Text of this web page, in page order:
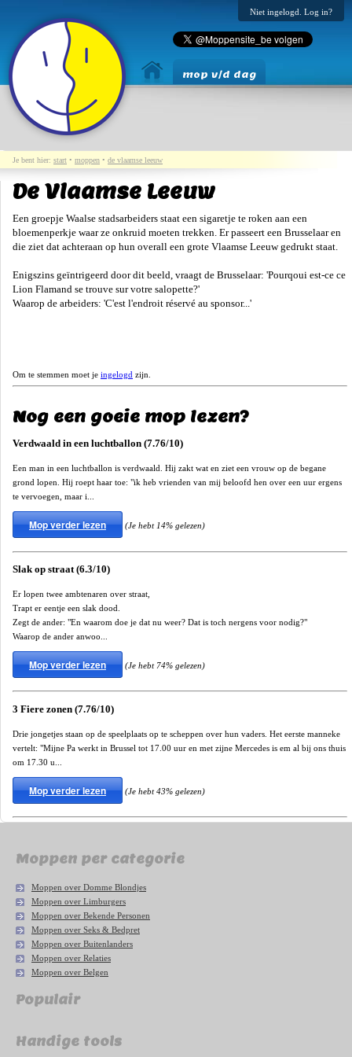
Niet ingelogd. Log in?
mop v/d dag
Je bent hier: start • moppen • de vlaamse leeuw
De Vlaamse Leeuw
Een groepje Waalse stadsarbeiders staat een sigaretje te roken aan een
bloemenperkje waar ze onkruid moeten trekken. Er passeert een Brusselaar en
die ziet dat achteraan op hun overall een grote Vlaamse Leeuw gedrukt staat.
Enigszins geïntrigeerd door dit beeld, vraagt de Brusselaar: 'Pourqoui est-ce ce
Lion Flamand se trouve sur votre salopette?'
Waarop de arbeiders: 'C'est l'endroit réservé au sponsor...'
Om te stemmen moet je ingelogd zijn.
Nog een goeie mop lezen?
Verdwaald in een luchtballon (7.76/10)
Een man in een luchtballon is verdwaald. Hij zakt wat en ziet een vrouw op de begane
grond lopen. Hij roept haar toe: "ik heb vrienden van mij beloofd hen over een uur ergens
te vervoegen, maar i...
Mop verder lezen (Je hebt 14% gelezen)
Slak op straat (6.3/10)
Er lopen twee ambtenaren over straat,
Trapt er eentje een slak dood.
Zegt de ander: "En waarom doe je dat nu weer? Dat is toch nergens voor nodig?"
Waarop de ander anwoo...
Mop verder lezen (Je hebt 74% gelezen)
3 Fiere zonen (7.76/10)
Drie jongetjes staan op de speelplaats op te scheppen over hun vaders. Het eerste manneke
vertelt: "Mijne Pa werkt in Brussel tot 17.00 uur en met zijne Mercedes is em al bij ons thuis
om 17.30 u...
Mop verder lezen (Je hebt 43% gelezen)
Moppen per categorie
Moppen over Domme Blondjes
Moppen over Limburgers
Moppen over Bekende Personen
Moppen over Seks & Bedpret
Moppen over Buitenlanders
Moppen over Relaties
Moppen over Belgen
Populair
Handige tools